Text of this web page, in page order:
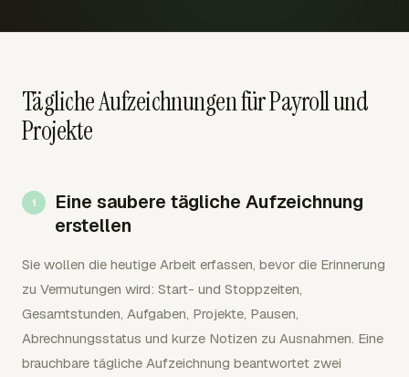
Tägliche Aufzeichnungen für Payroll und
Projekte
Eine saubere tägliche Aufzeichnung
erstellen
Sie wollen die heutige Arbeit erfassen, bevor die Erinnerung
zu Vermutungen wird: Start- und Stoppzeiten,
Gesamtstunden, Aufgaben, Projekte, Pausen,
Abrechnungsstatus und kurze Notizen zu Ausnahmen. Eine
brauchbare tägliche Aufzeichnung beantwortet zwei